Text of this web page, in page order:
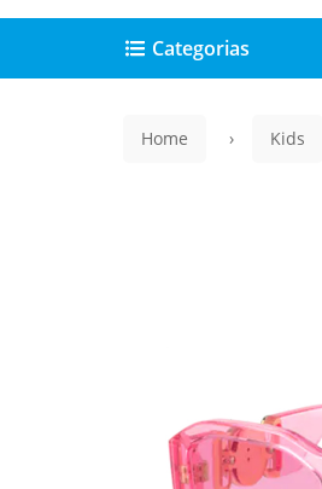
Categorias
Home Kids